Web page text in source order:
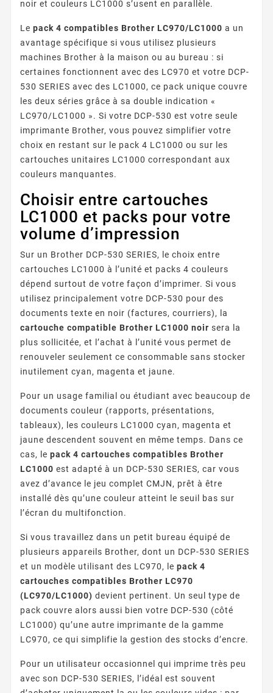
noir et couleurs LC1000 s’usent en parallèle.
Le pack 4 compatibles Brother LC970/LC1000 a un
avantage spécifique si vous utilisez plusieurs
machines Brother à la maison ou au bureau : si
certaines fonctionnent avec des LC970 et votre DCP-
530 SERIES avec des LC1000, ce pack unique couvre
les deux séries grâce à sa double indication «
LC970/LC1000 ». Si votre DCP-530 est votre seule
imprimante Brother, vous pouvez simplifier votre
choix en restant sur le pack 4 LC1000 ou sur les
cartouches unitaires LC1000 correspondant aux
couleurs manquantes.
Choisir entre cartouches
LC1000 et packs pour votre
volume d’impression
Sur un Brother DCP-530 SERIES, le choix entre
cartouches LC1000 à l’unité et packs 4 couleurs
dépend surtout de votre façon d’imprimer. Si vous
utilisez principalement votre DCP-530 pour des
documents texte en noir (factures, courriers), la
cartouche compatible Brother LC1000 noir sera la
plus sollicitée, et l’achat à l’unité vous permet de
renouveler seulement ce consommable sans stocker
inutilement cyan, magenta et jaune.
Pour un usage familial ou étudiant avec beaucoup de
documents couleur (rapports, présentations,
tableaux), les couleurs LC1000 cyan, magenta et
jaune descendent souvent en même temps. Dans ce
cas, le pack 4 cartouches compatibles Brother
LC1000 est adapté à un DCP-530 SERIES, car vous
avez d’avance le jeu complet CMJN, prêt à être
installé dès qu’une couleur atteint le seuil bas sur
l’écran du multifonction.
Si vous travaillez dans un petit bureau équipé de
plusieurs appareils Brother, dont un DCP-530 SERIES
et un modèle utilisant des LC970, le pack 4
cartouches compatibles Brother LC970
(LC970/LC1000) devient pertinent. Un seul type de
pack couvre alors aussi bien votre DCP-530 (côté
LC1000) qu’une autre imprimante de la gamme
LC970, ce qui simplifie la gestion des stocks d’encre.
Pour un utilisateur occasionnel qui imprime très peu
avec son DCP-530 SERIES, l’idéal est souvent